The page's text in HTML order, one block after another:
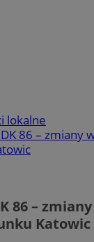
lokalne
86 – zmiany
86 –
Katowic